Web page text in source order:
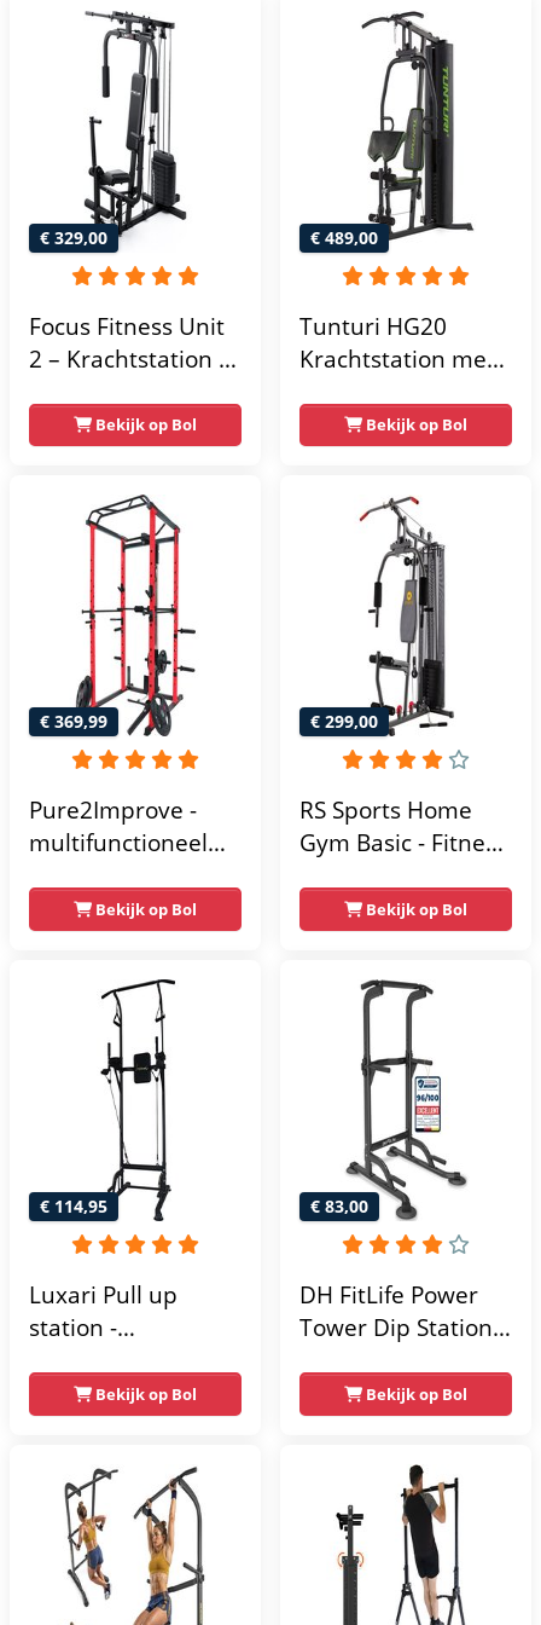
€ 329,00
Focus Fitness Unit
2 – Krachtstation –
– Lat Pulley
Bekijk op Bol
€ 489,00
Tunturi HG20
Krachtstation met
Compacte home
gym met lat pulley
krachtstation voor
thuis - Compact en
multifunctioneel -
Incl. gratis fitness
Bekijk op Bol
€ 369,99
Pure2Improve -
multifunctioneel
krachtstation -
home gym -
215x111x142
Bekijk op Bol
€ 299,00
RS Sports Home
Gym Basic - Fitness
Bekijk op Bol
€ 114,95
Luxari Pull up
station -
- Dip Station - Pull
Up Bar -
Krachtstation -
Power Rack -
Verstelbaar -
Krachttraining
Bekijk op Bol
€ 83,00
DH FitLife Power
Tower Dip Station |
vrijstaand | dip
barren rugtrainer |
krachtstation
krachttoren |
fitnessstation |
power rack voor
thuis gym |
Bekijk op Bol